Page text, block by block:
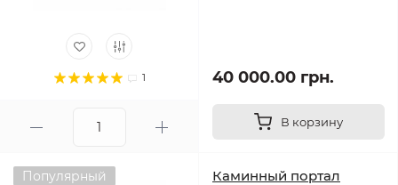
1 40 000.00 грн.
В корзину
Популярный
Каминный портал